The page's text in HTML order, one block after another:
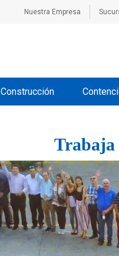
Nuestra Empresa
Construcción
Trabaja